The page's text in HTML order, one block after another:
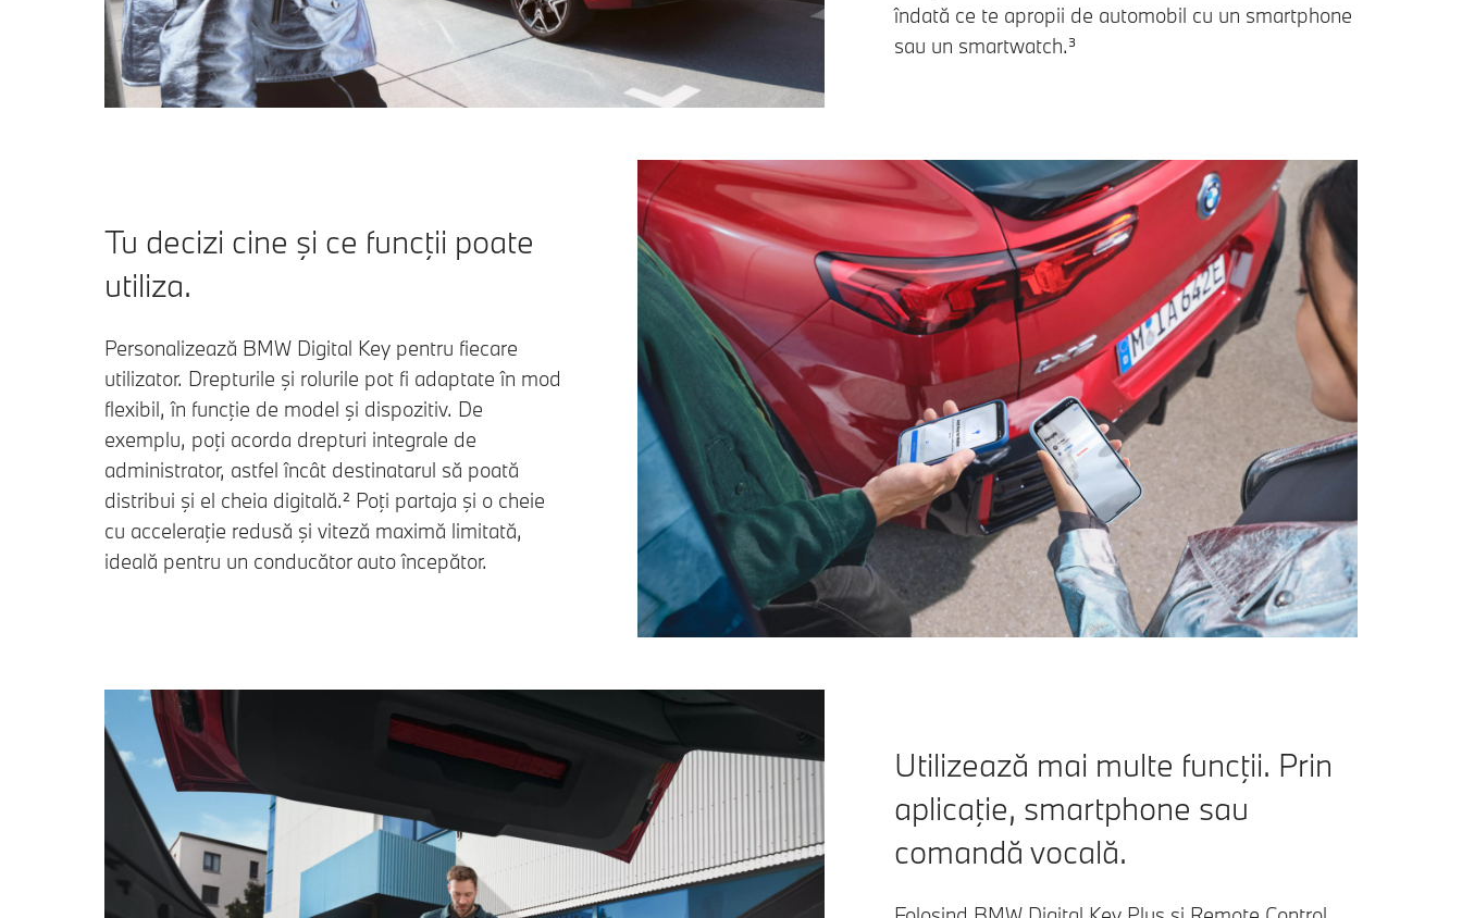
îndată ce te apropii de automobil cu un smartphone
sau un smartwatch.³
Tu decizi cine şi ce funcţii poate
utiliza.
Personalizează BMW Digital Key pentru fiecare
utilizator. Drepturile şi rolurile pot fi adaptate în mod
flexibil, în funcţie de model şi dispozitiv. De
exemplu, poţi acorda drepturi integrale de
administrator, astfel încât destinatarul să poată
distribui şi el cheia digitală.² Poţi partaja şi o cheie
cu acceleraţie redusă şi viteză maximă limitată,
ideală pentru un conducător auto începător.
Utilizează mai multe funcţii. Prin
aplicaţie, smartphone sau
comandă vocală.